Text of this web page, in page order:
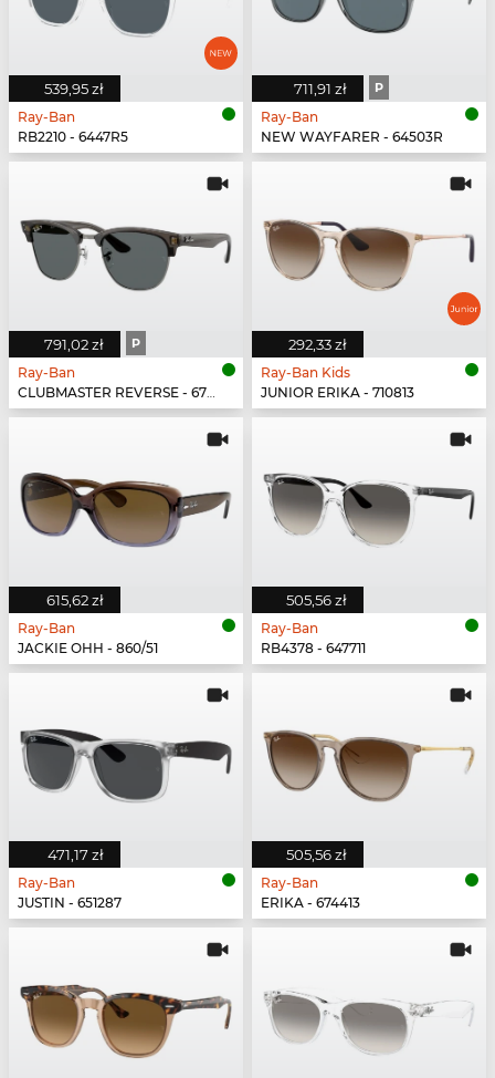
539,95 zł
Ray-Ban
RB2210 - 6447R5
711,91 zł P
Ray-Ban
NEW WAYFARER - 64503R
791,02 zł P
Ray-Ban
CLUBMASTER REVERSE - 670781
292,33 zł
Ray-Ban Kids
JUNIOR ERIKA - 710813
615,62 zł
Ray-Ban
JACKIE OHH - 860/51
505,56 zł
Ray-Ban
RB4378 - 647711
471,17 zł
Ray-Ban
JUSTIN - 651287
505,56 zł
Ray-Ban
ERIKA - 674413